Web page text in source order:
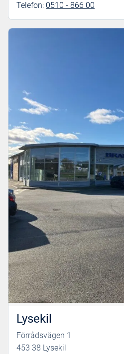
Telefon: 0510 - 866 00
Lysekil
Förrådsvägen 1
453 38 Lysekil